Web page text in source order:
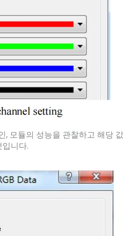
모듈의 성능을 관찰하고 해당
니다.